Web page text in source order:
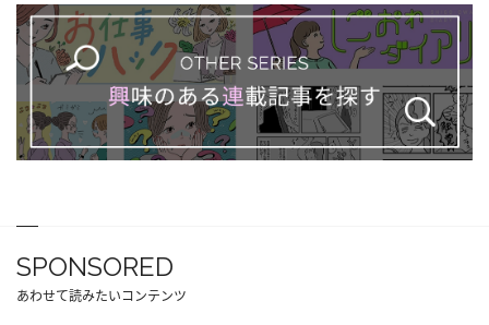
SPONSORED
あわせて読みたいコンテンツ